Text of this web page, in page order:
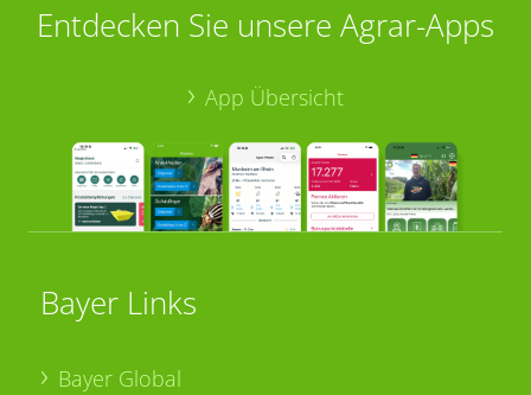
Entdecken Sie unsere Agrar-Apps
App Übersicht
Bayer Links
Bayer Global